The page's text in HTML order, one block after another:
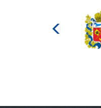
культуры